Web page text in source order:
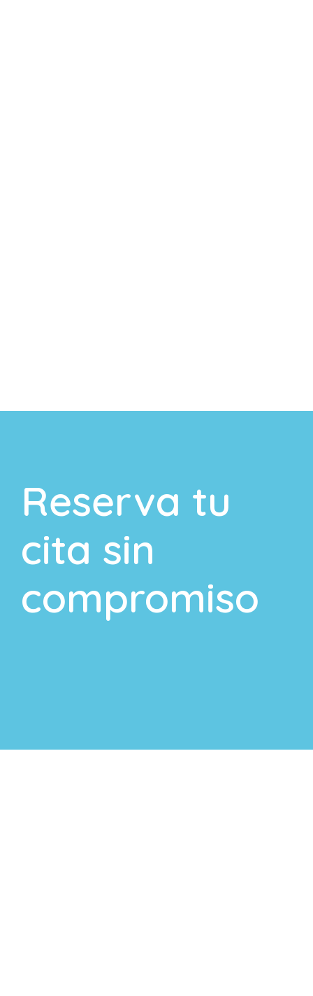
Reserva tu
cita sin
compromiso